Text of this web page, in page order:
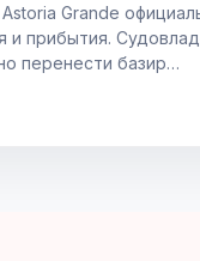
Grande
и прибытия.
перенести базир…